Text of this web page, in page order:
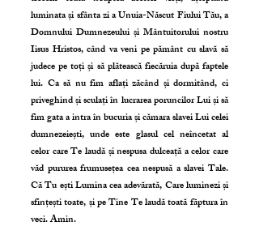
luminata și sfânta zi a Unuia-Născut Fiului Tău, a
Domnului Dumnezeului și Mântuitorului nostru
Iisus Hristos, când va veni pe pământ cu slavă să
judece pe toți și să plătească fiecăruia după faptele
lui. Ca să nu fim aflați zăcând și dormitând, ci
priveghind și sculați în lucrarea poruncilor Lui și să
fim gata a intra în bucuria și cămara slavei Lui celei
dumnezeiești, unde este glasul cel neîncetat al
celor care Te laudă și nespusa dulceață a celor care
văd pururea frumusețea cea nespusă a slavei Tale.
Că Tu ești Lumina cea adevărată, Care luminezi și
sfințești toate, și pe Tine Te laudă toată făptura în
veci. Amin.